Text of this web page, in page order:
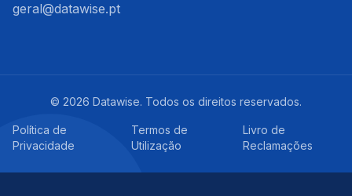
geral@datawise.pt
© 2026 Datawise. Todos os direitos reservados.
Política de
Privacidade
Termos de
Utilização
Livro de
Reclamações